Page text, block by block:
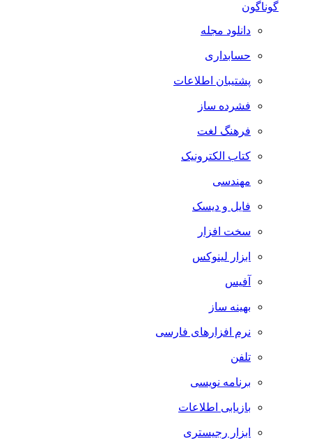
گوناگون
دانلود مجله
حسابداری
پشتیبان اطلاعات
فشرده ساز
فرهنگ لغت
کتاب الکترونیک
مهندسی
فایل و دیسک
سخت افزار
ابزار لینوکس
آفیس
بهینه ساز
نرم افزارهای فارسی
تلفن
برنامه نویسی
بازیابی اطلاعات
ابزار رجیستری